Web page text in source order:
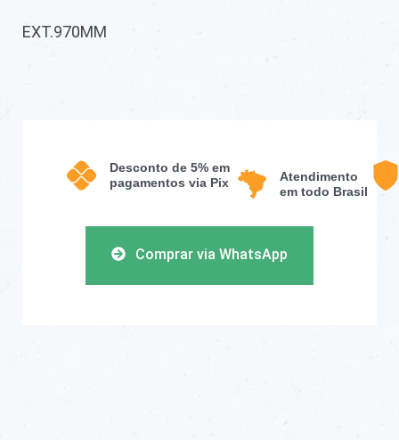
EXT.970MM
Comprar via WhatsApp
Desconto de 5% em
pagamentos via Pix
Atendimento
em todo Brasil